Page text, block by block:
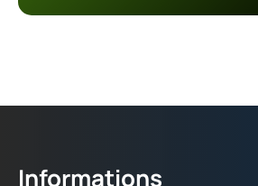
Informations